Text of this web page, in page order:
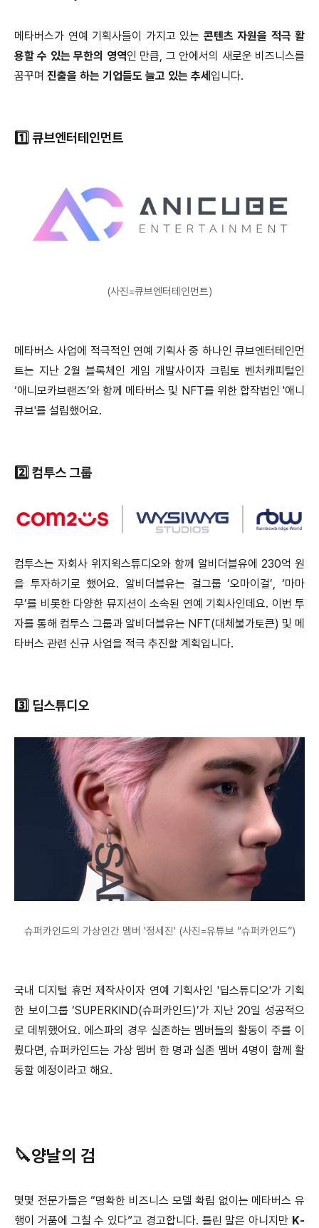
메타버스가 연예 기획사들이 가지고 있는 콘텐츠 자원을 적극 활
용할 수 있는 무한의 영역인 만큼, 그 안에서의 새로운 비즈니스를
꿈꾸며 진출을 하는 기업들도 늘고 있는 추세 입니다.
1️⃣ 큐브엔터테인먼트
(사진=큐브엔터테인먼트)
메타버스 사업에 적극적인 연예 기획사 중 하나인 큐브엔터테인먼
트는 지난 2월 블록체인 게임 개발사이자 크립토 벤처캐피털인
‘애니모카브랜즈’와 함께 메타버스 및 NFT를 위한 합작법인 '애니
큐브'를 설립했어요.
2️⃣ 컴투스 그룹
컴투스는 자회사 위지윅스튜디오와 함께 알비더블유에 230억 원
을 투자하기로 했어요. 알비더블유는 걸그룹 ‘오마이걸’, ‘마마
무’를 비롯한 다양한 뮤지션이 소속된 연예 기획사인데요. 이번 투
자를 통해 컴투스 그룹과 알비더블유는 NFT(대체불가토큰) 및 메
타버스 관련 신규 사업을 적극 추진할 계획입니다.
3️⃣ 딥스튜디오
슈퍼카인드의 가상인간 멤버 '정세진' (사진=유튜브 “슈퍼카인드”)
국내 디지털 휴먼 제작사이자 연예 기획사인 '딥스튜디오'가 기획
한 보이그룹 ‘SUPERKIND(슈퍼카인드)’가 지난 20일 성공적으
로 데뷔했어요. 에스파의 경우 실존하는 멤버들의 활동이 주를 이
뤘다면, 슈퍼카인드는 가상 멤버 한 명과 실존 멤버 4명이 함께 활
동할 예정이라고 해요.
🔪양날의 검
몇몇 전문가들은 “명확한 비즈니스 모델 확립 없이는 메타버스 유
행이 거품에 그칠 수 있다”고 경고합니다. 틀린 말은 아니지만 K-